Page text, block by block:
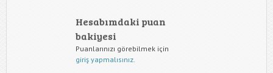
Hesabımdaki puan
bakiyesi
Puanlarınızı görebilmek için
giriş yapmalısınız.